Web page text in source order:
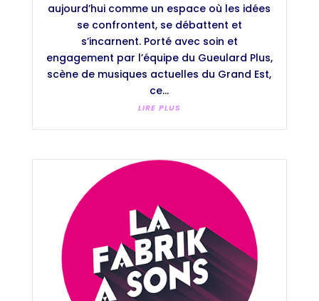
aujourd’hui comme un espace où les idées
se confrontent, se débattent et
s’incarnent. Porté avec soin et
engagement par l’équipe du Gueulard Plus,
scène de musiques actuelles du Grand Est,
ce...
LIRE PLUS